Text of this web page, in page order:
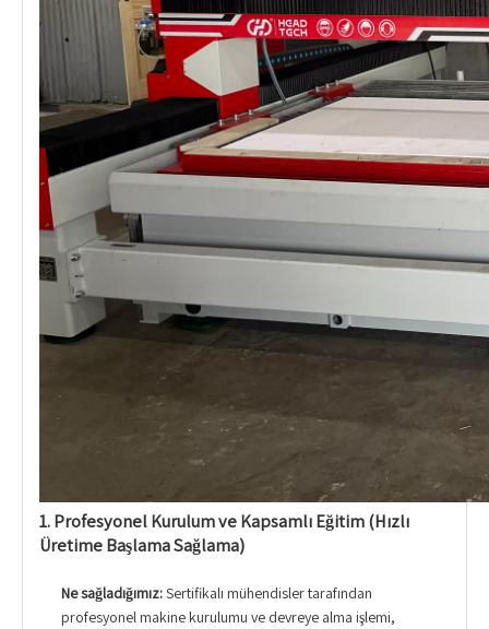
1. Profesyonel Kurulum ve Kapsamlı Eğitim (Hızlı
Üretime Başlama Sağlama)
Ne sağladığımız:Sertifikalı mühendisler tarafından
profesyonel makine kurulumu ve devreye alma işlemi,